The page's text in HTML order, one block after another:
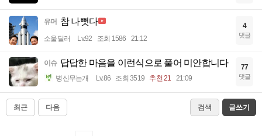
유머 참 나뻣다
소울딜러 Lv.92 조회 1586 21:12
4
댓글
이슈 답답한 마음을 이런식으로 풀어 미안합니다
병신무는개 Lv.86 조회 3519 추천 21 21:09
77
댓글
최근 다음 검색 글쓰기